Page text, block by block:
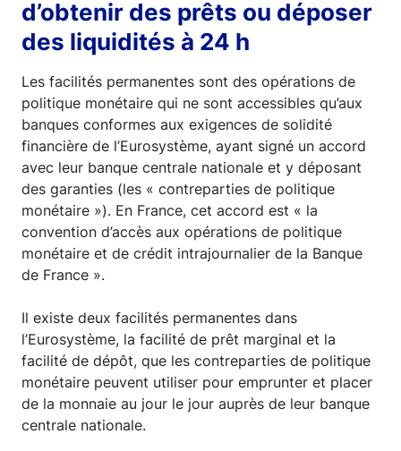
d’obtenir des prêts ou déposer
des liquidités à 24 h
Les facilités permanentes sont des opérations de
politique monétaire qui ne sont accessibles qu’aux
banques conformes aux exigences de solidité
financière de l’Eurosystème, ayant signé un accord
avec leur banque centrale nationale et y déposant
des garanties (les « contreparties de politique
monétaire »). En France, cet accord est « la
convention d’accès aux opérations de politique
monétaire et de crédit intrajournalier de la Banque
de France ».
Il existe deux facilités permanentes dans
l’Eurosystème, la facilité de prêt marginal et la
facilité de dépôt, que les contreparties de politique
monétaire peuvent utiliser pour emprunter et placer
de la monnaie au jour le jour auprès de leur banque
centrale nationale.